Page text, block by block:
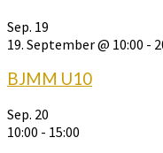
Sep. 19
19. September @ 10:00 -
BJMM U10
Sep. 20
10:00 - 15:00